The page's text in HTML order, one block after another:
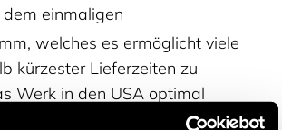
einmaligen
welches es ermöglicht viele
kürzester Lieferzeiten zu
Werk in den USA optimal
Kundenwünsche zu realisieren.